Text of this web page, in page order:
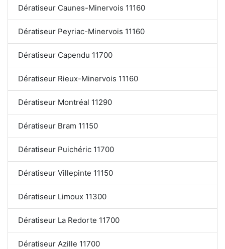
Dératiseur Caunes-Minervois 11160
Dératiseur Peyriac-Minervois 11160
Dératiseur Capendu 11700
Dératiseur Rieux-Minervois 11160
Dératiseur Montréal 11290
Dératiseur Bram 11150
Dératiseur Puichéric 11700
Dératiseur Villepinte 11150
Dératiseur Limoux 11300
Dératiseur La Redorte 11700
Dératiseur Azille 11700